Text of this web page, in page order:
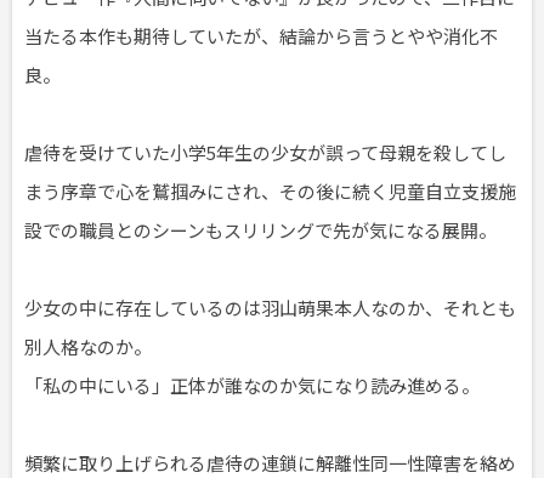
当たる本作も期待していたが、結論から言うとやや消化不
良。
虐待を受けていた小学5年生の少女が誤って母親を殺してし
まう序章で心を鷲掴みにされ、その後に続く児童自立支援施
設での職員とのシーンもスリリングで先が気になる展開。
少女の中に存在しているのは羽山萌果本人なのか、それとも
別人格なのか。
「私の中にいる」正体が誰なのか気になり読み進める。
頻繁に取り上げられる虐待の連鎖に解離性同一性障害を絡め